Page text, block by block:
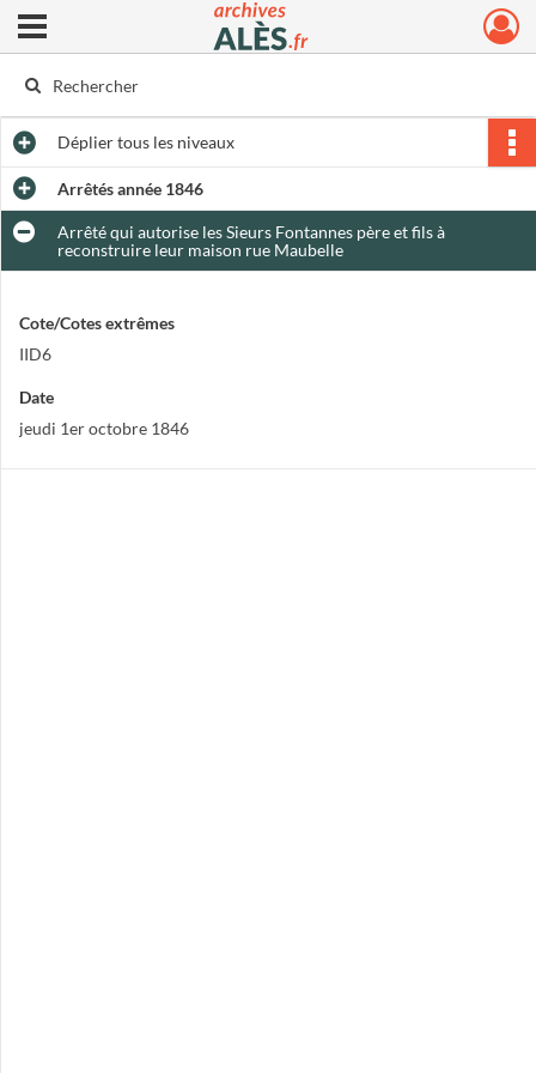
Archives municipales d'Alès
Ouvrir le menu déroulant
Dépliertous les niveaux
Arrêtés année 1846
Arrêté qui autorise les Sieurs Fontannes père et fils à
reconstruire leur maison rue Maubelle
Cote/Cotes extrêmes
IID6
Date
jeudi 1er octobre 1846